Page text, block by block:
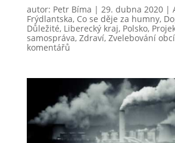
autor: Petr Bíma | 29. dubna 2020|
Frýdlantska, Co se děje za humny,
Důležité, Liberecký kraj, Polsko,
samospráva, Zdraví, Zvelebování
komentářů